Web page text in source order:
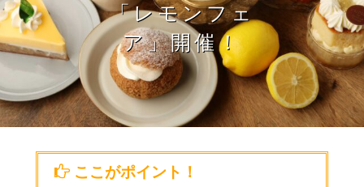
「レモンフェ
ア」開催！
ここがポイント！